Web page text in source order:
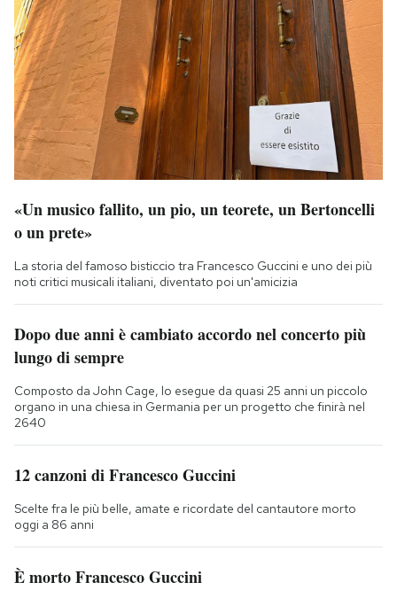
«Un musico fallito, un pio, un teorete, un Bertoncelli
o un prete»
La storia del famoso bisticcio tra Francesco Guccini e uno dei più
noti critici musicali italiani, diventato poi un'amicizia
Dopo due anni è cambiato accordo nel concerto più
lungo di sempre
Composto da John Cage, lo esegue da quasi 25 anni un piccolo
organo in una chiesa in Germania per un progetto che finirà nel
2640
12 canzoni di Francesco Guccini
Scelte fra le più belle, amate e ricordate del cantautore morto
oggi a 86 anni
È morto Francesco Guccini